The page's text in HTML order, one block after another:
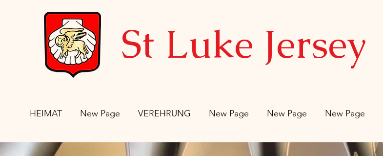
St Luke Jersey
HEIMAT New Page VEREHRUNG New Page New Page New Page